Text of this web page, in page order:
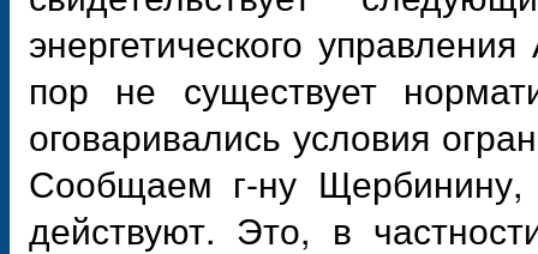
энергетического
пор не существует
оговаривались условия
Сообщаем г-ну
действуют. Это, в